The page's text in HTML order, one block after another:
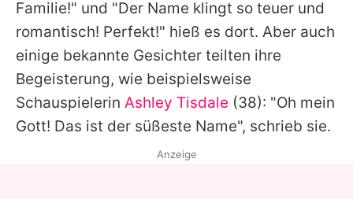
Familie!" und "Der Name klingt so teuer und
romantisch! Perfekt!" hieß es dort. Aber auch
einige bekannte Gesichter teilten ihre
Begeisterung, wie beispielsweise
Schauspielerin Ashley Tisdale (38): "Oh mein
Gott! Das ist der süßeste Name", schrieb sie.
Anzeige